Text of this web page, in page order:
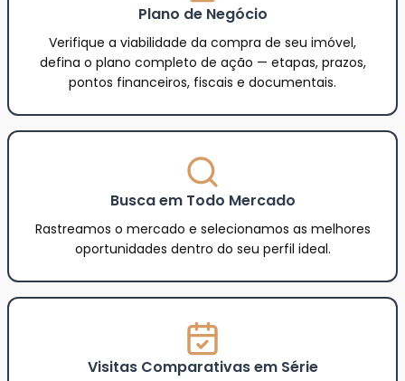
Plano de Negócio
Verifique a viabilidade da compra de seu imóvel,
defina o plano completo de ação — etapas, prazos,
pontos financeiros, fiscais e documentais.
Busca em Todo Mercado
Rastreamos o mercado e selecionamos as melhores
oportunidades dentro do seu perfil ideal.
Visitas Comparativas em Série